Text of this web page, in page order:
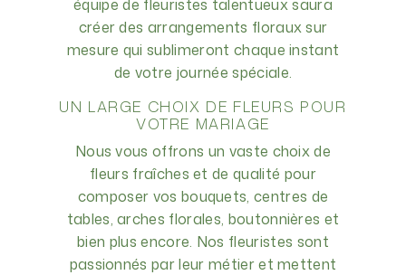
équipe de fleuristes talentueux saura
créer des arrangements floraux sur
mesure qui sublimeront chaque instant
de votre journée spéciale.
UN LARGE CHOIX DE FLEURS POUR
VOTRE MARIAGE
Nous vous offrons un vaste choix de
fleurs fraîches et de qualité pour
composer vos bouquets, centres de
tables, arches florales, boutonnières et
bien plus encore. Nos fleuristes sont
passionnés par leur métier et mettent